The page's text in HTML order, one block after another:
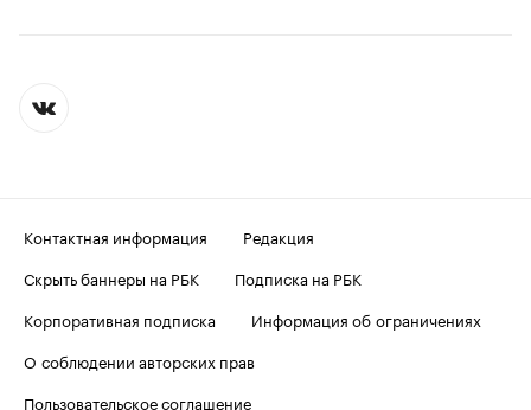
Контактная информация
Редакция
Скрыть баннеры на РБК
Подписка на РБК
Корпоративная подписка
Информация об ограничениях
О соблюдении авторских прав
Пользовательское соглашение